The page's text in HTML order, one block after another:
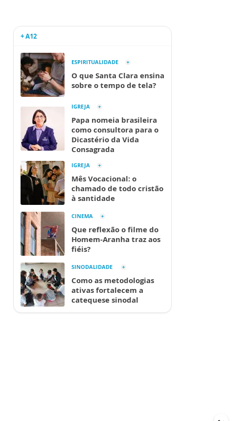
+ A12
ESPIRITUALIDADE
O que Santa Clara ensina
sobre o tempo de tela?
IGREJA
Papa nomeia brasileira
como consultora para o
Dicastério da Vida
Consagrada
IGREJA
Mês Vocacional: o
chamado de todo cristão
à santidade
CINEMA
Que reflexão o filme do
Homem-Aranha traz aos
fiéis?
SINODALIDADE
Como as metodologias
ativas fortalecem a
catequese sinodal